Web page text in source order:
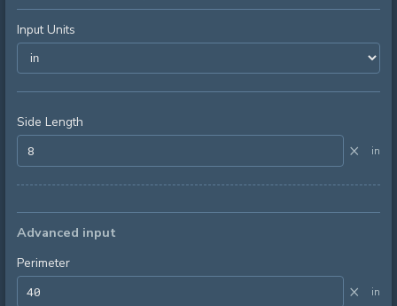
Input Units
Side Length
× in
Advanced input
Perimeter
× in